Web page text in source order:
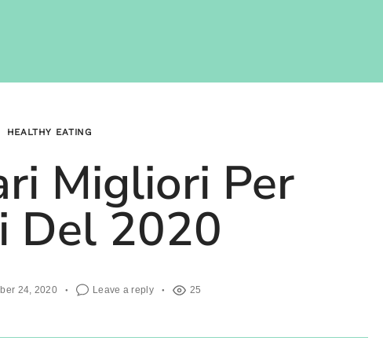
HEALTHY EATING
Migliori Per
Del 2020
24, 2020 Leave a reply 25